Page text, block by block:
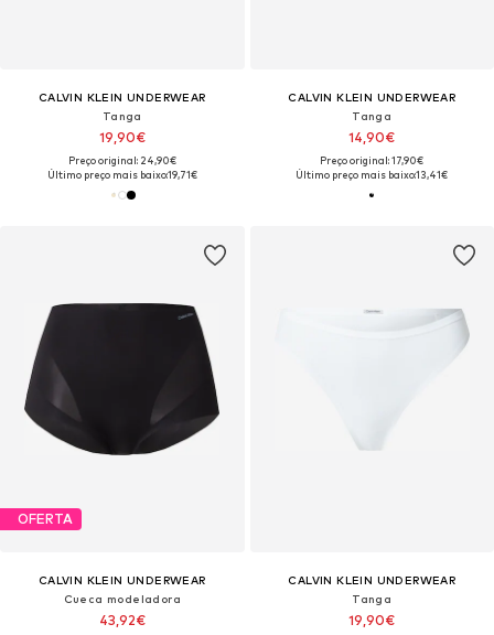
CALVIN KLEIN UNDERWEAR
Tanga
19,90€
Preço original: 24,90€
Último preço mais baixo:19,71€
CALVIN KLEIN UNDERWEAR
Tanga
14,90€
Preço original: 17,90€
Último preço mais baixo:13,41€
OFERTA
CALVIN KLEIN UNDERWEAR
Cueca modeladora
43,92€
CALVIN KLEIN UNDERWEAR
Tanga
19,90€